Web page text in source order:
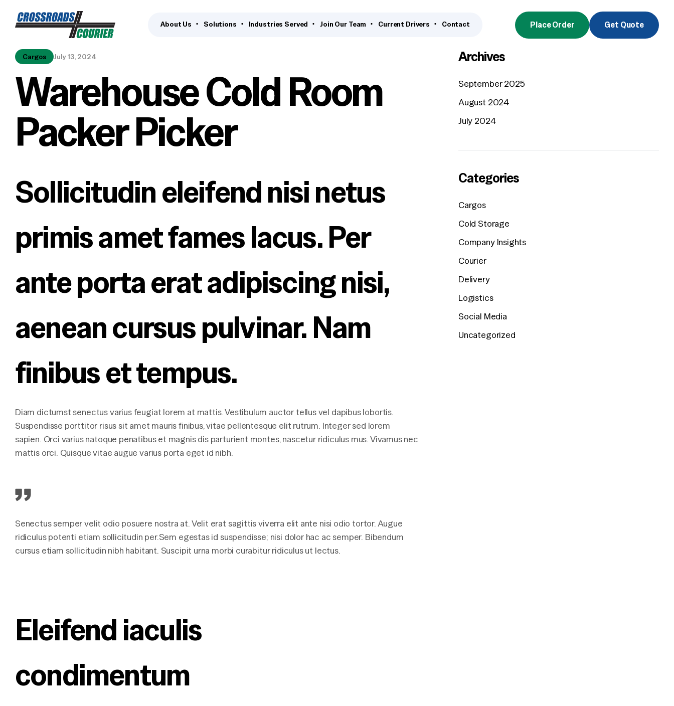
About Us Solutions Industries Served Join Our Team Current Drivers Contact Place Order Get Quote
Cargos July 13, 2024
Warehouse Cold Room
Packer Picker
Sollicitudin eleifend nisi netus
primis amet fames lacus. Per
ante porta erat adipiscing nisi,
aenean cursus pulvinar. Nam
finibus et tempus.
Diam dictumst senectus varius feugiat lorem at mattis. Vestibulum auctor tellus vel dapibus lobortis.
Suspendisse porttitor risus sit amet mauris finibus, vitae pellentesque elit rutrum. Integer sed lorem
sapien. Orci varius natoque penatibus et magnis dis parturient montes, nascetur ridiculus mus. Vivamus nec
mattis orci. Quisque vitae augue varius porta eget id nibh.
Senectus semper velit odio posuere nostra at. Velit erat sagittis viverra elit ante nisi odio tortor. Augue
ridiculus potenti etiam sollicitudin per.Sem egestas id suspendisse; nisi dolor hac ac semper. Bibendum
cursus etiam sollicitudin nibh habitant. Suscipit urna morbi curabitur ridiculus ut lectus.
Eleifend iaculis
condimentum
Archives
September 2025
August 2024
July 2024
Categories
Cargos
Cold Storage
Company Insights
Courier
Delivery
Logistics
Social Media
Uncategorized